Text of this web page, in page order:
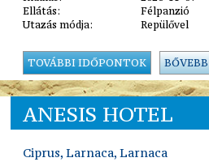
Ellátás:
Félpanzió
Utazás módja:
Repülővel
TOVÁBBI IDŐPONTOK
ANESIS HOTEL
Ciprus, Larnaca, Larnaca